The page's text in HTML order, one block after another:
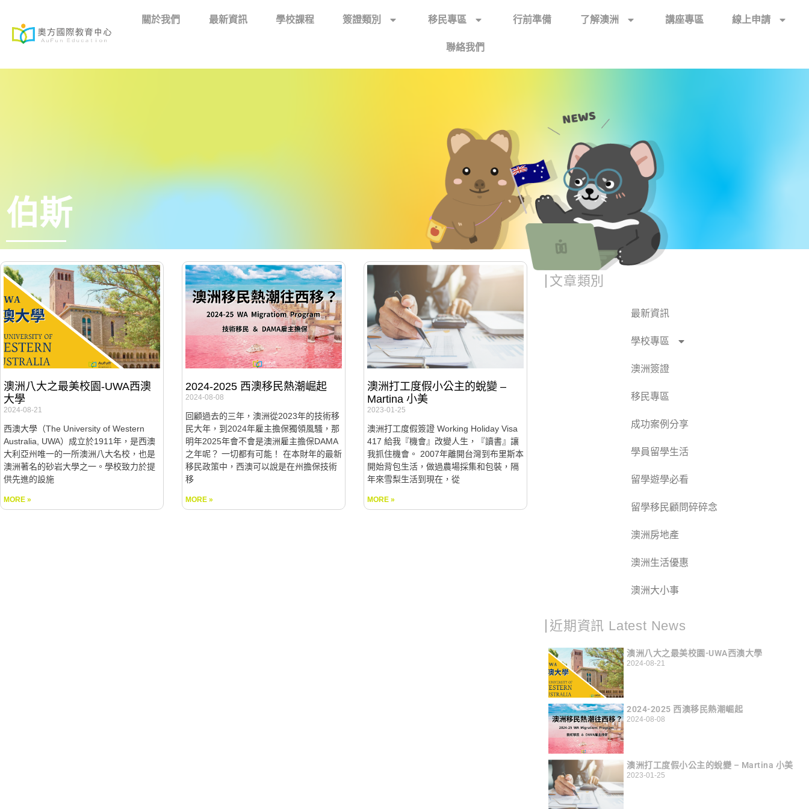
關於我們 最新資訊 學校課程 簽證類別 移民專區 行前準備 了解澳洲 講座專區 線上申請
聯絡我們
伯斯
澳洲八大之最美校園-UWA西澳
大學
2024-08-21
西澳大學（The University of Western
Australia, UWA）成立於1911年，是西澳
大利亞州唯一的一所澳洲八大名校，也是
澳洲著名的砂岩大學之一。學校致力於提
供先進的設施
MORE »
2024-2025 西澳移民熱潮崛起
2024-08-08
回顧過去的三年，澳洲從2023年的技術移
民大年，到2024年雇主擔保獨領風騷，那
明年2025年會不會是澳洲雇主擔保DAMA
之年呢？ 一切都有可能！ 在本財年的最新
移民政策中，西澳可以說是在州擔保技術
移
MORE »
澳洲打工度假小公主的蛻變 –
Martina 小美
2023-01-25
澳洲打工度假簽證 Working Holiday Visa
417 給我『機會』改變人生，『讀書』讓
我抓住機會。 2007年離開台灣到布里斯本
開始背包生活，做過農場採集和包裝，隔
年來雪梨生活到現在，從
MORE »
文章類別
最新資訊
學校專區
澳洲簽證
移民專區
成功案例分享
學員留學生活
留學遊學必看
留學移民顧問碎碎念
澳洲房地產
澳洲生活優惠
澳洲大小事
近期資訊 Latest News
澳洲八大之最美校園-UWA西澳大學
2024-08-21
2024-2025 西澳移民熱潮崛起
2024-08-08
澳洲打工度假小公主的蛻變 – Martina 小美
2023-01-25